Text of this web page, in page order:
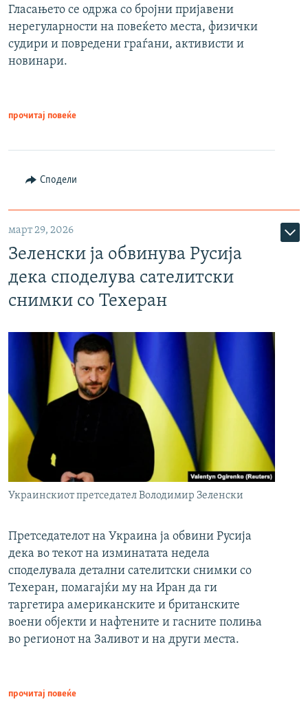
Гласањето се одржа со бројни пријавени
нерегуларности на повеќето места, физички
судири и повредени граѓани, активисти и
новинари.
прочитај повеќе
Сподели
март 29, 2026
Зеленски ја обвинува Русија
дека споделува сателитски
снимки со Техеран
Украинскиот претседател Володимир Зеленски
Претседателот на Украина ја обвини Русија
дека во текот на изминатата недела
споделувала детални сателитски снимки со
Техеран, помагајќи му на Иран да ги
таргетира американските и британските
воени објекти и нафтените и гасните полиња
во регионот на Заливот и на други места.
прочитај повеќе